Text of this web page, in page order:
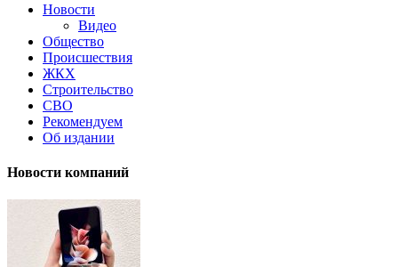
Новости
Видео
Общество
Происшествия
ЖКХ
Строительство
СВО
Рекомендуем
Об издании
Новости компаний